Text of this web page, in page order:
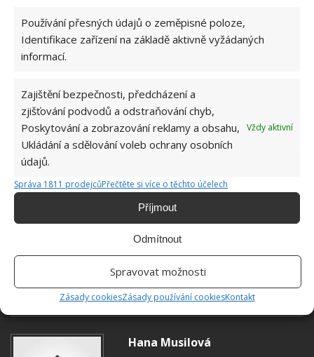
Používání přesných údajů o zeměpisné poloze,
Identifikace zařízení na základě aktivně vyžádaných
informací.
Zajištění bezpečnosti, předcházení a
zjišťování podvodů a odstraňování chyb,
Poskytování a zobrazování reklamy a obsahu,
Ukládání a sdělování voleb ochrany osobních
údajů.
Vždy aktivní
Správa 1811 prodejcůPřečtěte si více o těchto účelech
Příjmout
Odmítnout
Spravovat možnosti
Zásady cookiesZásady používání cookiesKontakt
BANÁNY HNOJIVO OVOCE ROSTLINY
ZAHRADA
Hana Musilová